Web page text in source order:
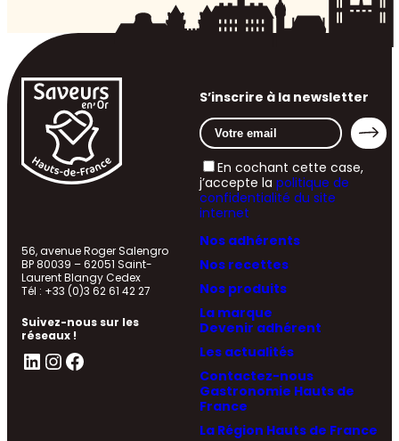
Nos adhérents
Nos recettes
Nos produits
La marque
Devenir adhérent
Les actualités
Contactez-nous
Gastronomie Hauts de
France
La Région Hauts de France
56, avenue Roger Salengro
BP 80039 – 62051 Saint-
Laurent Blangy Cedex
Tél : +33 (0)3 62 61 42 27
Suivez-nous sur les
réseaux !
LinkedIn InstagramFacebook
S’inscrire à la newsletter
En cochant cette case,
j’accepte la politique de
confidentialité du site
internet